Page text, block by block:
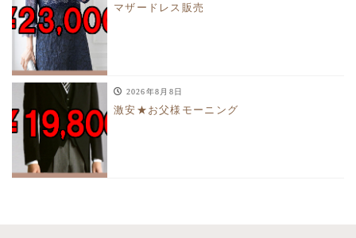
マザードレス販売
2026年8月8日
激安★お父様モーニング